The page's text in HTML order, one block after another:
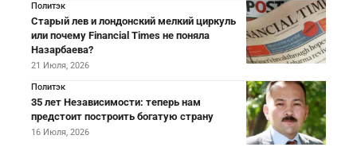
Политэк
Старый лев и лондонский мелкий циркуль
или почему Financial Times не поняла
Назарбаева?
21 Июля, 2026
Политэк
35 лет Независимости: теперь нам
предстоит построить богатую страну
16 Июля, 2026